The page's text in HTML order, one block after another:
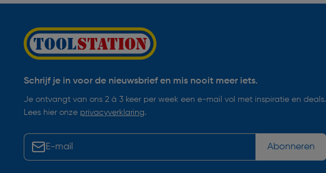
Schrijf je in voor de nieuwsbrief en mis nooit meer iets.
Je ontvangt van ons 2 à 3 keer per week een e-mail vol met inspiratie en deals.
Lees hier onze privacyverklaring.
Abonneren